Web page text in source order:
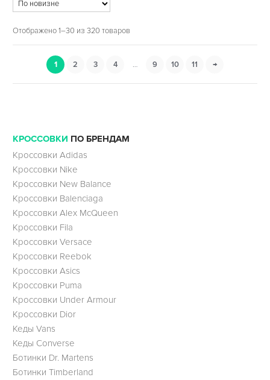
Отображено 1–30 из 320 товаров
1 2 3 4 … 9 10 11 →
КРОССОВКИ ПО БРЕНДАМ
Кроссовки Adidas
Кроссовки Nike
Кроссовки New Balance
Кроссовки Balenciaga
Кроссовки Alex McQueen
Кроссовки Fila
Кроссовки Versace
Кроссовки Reebok
Кроссовки Asics
Кроссовки Puma
Кроссовки Under Armour
Кроссовки Dior
Кеды Vans
Кеды Converse
Ботинки Dr. Martens
Ботинки Timberland